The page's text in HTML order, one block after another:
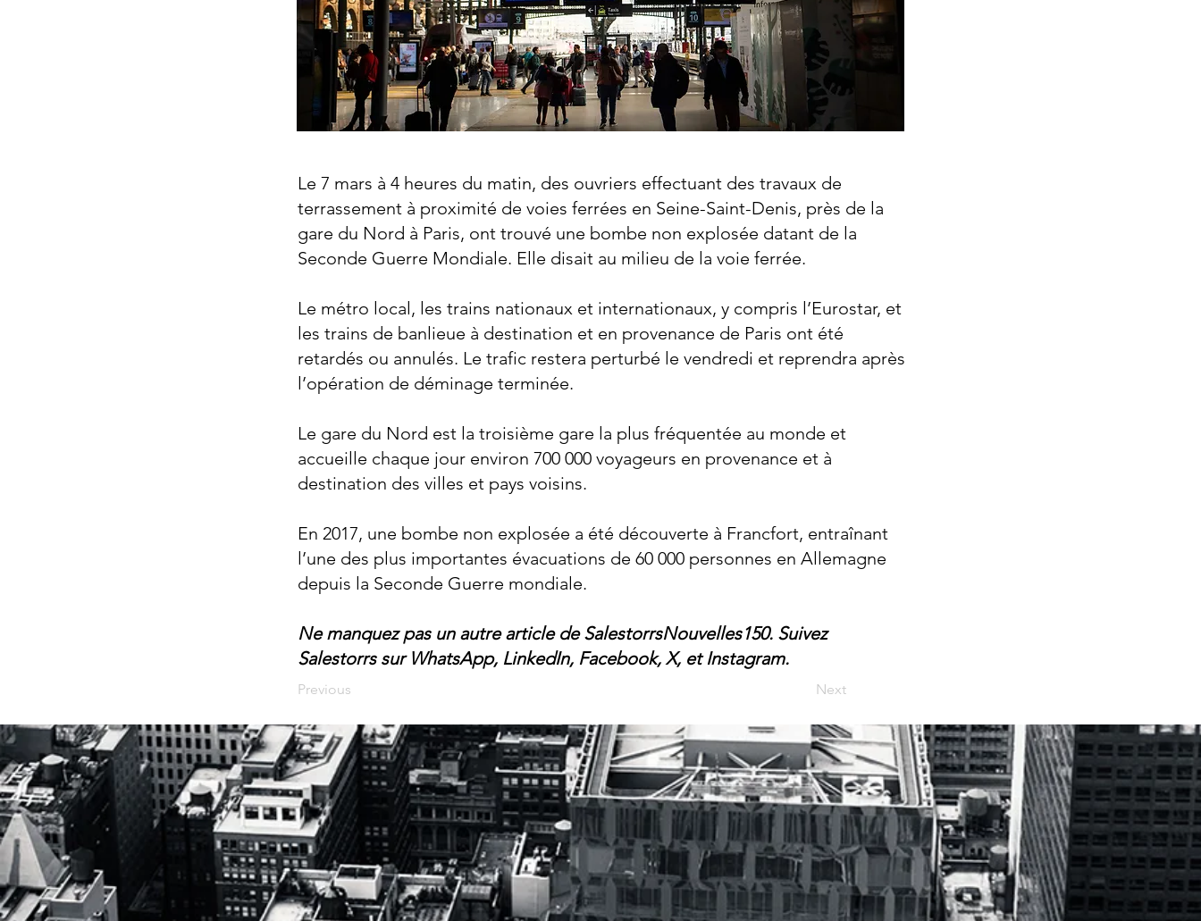
Le 7 mars à 4 heures du matin, des ouvriers effectuant des travaux de
terrassement à proximité de voies ferrées en Seine-Saint-Denis, près de la
gare du Nord à Paris, ont trouvé une bombe non explosée datant de la
Seconde Guerre Mondiale. Elle disait au milieu de la voie ferrée.
Le métro local, les trains nationaux et internationaux, y compris l’Eurostar, et
les trains de banlieue à destination et en provenance de Paris ont été
retardés ou annulés. Le trafic restera perturbé le vendredi et reprendra après
l’opération de déminage terminée.
Le gare du Nord est la troisième gare la plus fréquentée au monde et
accueille chaque jour environ 700 000 voyageurs en provenance et à
destination des villes et pays voisins.
En 2017, une bombe non explosée a été découverte à Francfort, entraînant
l’une des plus importantes évacuations de 60 000 personnes en Allemagne
depuis la Seconde Guerre mondiale.
Ne manquez pas un autre article de SalestorrsNouvelles150. Suivez
Salestorrs sur WhatsApp, LinkedIn, Facebook,X, etInstagram.
Previous Next